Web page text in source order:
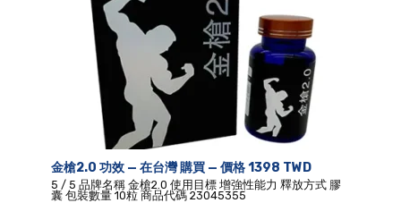
金槍2.0 功效 — 在台灣 購買 — 價格 1398 TWD
5 / 5 品牌名稱 金槍2.0 使用目標 增強性能力 釋放方式 膠
囊 包裝數量 10粒 商品代碼 23045355